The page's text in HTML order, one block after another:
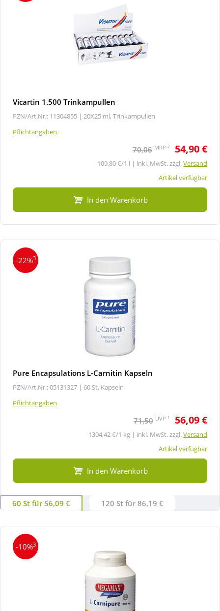
Vicartin 1.500 Trinkampullen
PZN/Art.Nr.: 11304855 | 20X25 ml, Trinkampullen
Pflichtangaben
70,06 MRP 2 54,90 €
109,80 €/1 l | inkl. MwSt. zzgl.Versand
Artikel verfügbar
In den Warenkorb
-22%3
Pure Encapsulations L-Carnitin Kapseln
PZN/Art.Nr.: 05131327 | 60 St, Kapseln
Pflichtangaben
71,50 UVP 1 56,09 €
1304,42 €/1 kg | inkl. MwSt. zzgl.Versand
Artikel verfügbar
In den Warenkorb
60 St für 56,09 € 120 St für 86,19 €
-10%3